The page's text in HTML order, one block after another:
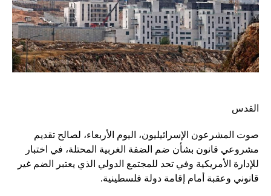
القدس
صوت المشرعون الإسرائيليون، اليوم الأربعاء، لصالح تقديم
مشروعي قانون بشأن ضم الضفة الغربية المحتلة، في اختبار
للإدارة الأمريكية وفي تحد للمجتمع الدولي الذي يعتبر الضم غير
قانوني وعقبة أمام إقامة دولة فلسطينية.